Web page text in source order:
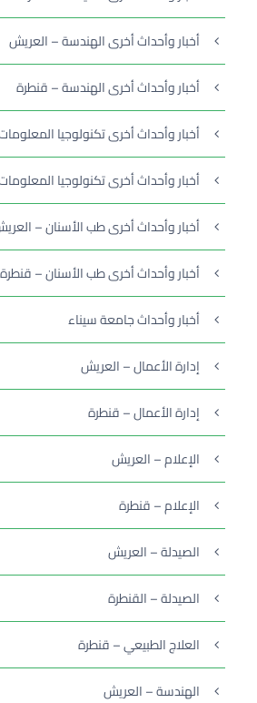
أخبار وأحداث أخرى الهندسة – العريش
أخبار وأحداث أخرى الهندسة – قنطرة
أخبار وأحداث أخرى تكنولوجيا
أخبار وأحداث أخرى تكنولوجيا
أخبار وأحداث أخرى طب الأسنان –
أخبار وأحداث أخرى طب الأسنان – قنطرة
أخبار وأحداث جامعة سيناء
إدارة الأعمال – العريش
إدارة الأعمال – قنطرة
الإعلام – العريش
الإعلام – قنطرة
الصيدلة – العريش
الصيدلة – القنطرة
العلاج الطبيعي – قنطرة
الهندسة – العريش